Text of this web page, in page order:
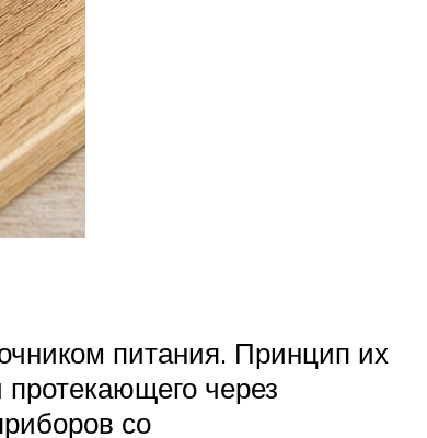
питания. Принцип их
через
со